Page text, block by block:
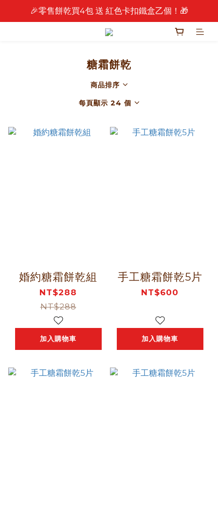
🎉 2026 中秋早鳥優惠中 🎉
🎉零售餅乾買4包 送 紅色卡扣鐵盒乙個！🎁
🎉 2026 中秋早鳥優惠中 🎉
糖霜餅乾
商品排序
每頁顯示 24 個
婚約糖霜餅乾組
NT$288
NT$288
加入購物車
手工糖霜餅乾5片
NT$600
加入購物車